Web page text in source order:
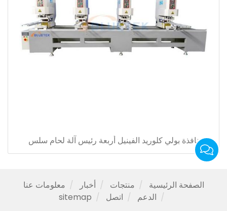
نافذة بولي كلوريد الفينيل أربعة رئيس آلة لحام سلس
الصفحة الرئيسية منتجات أخبار
معلومات عنا
الدعم
اتصل sitemap